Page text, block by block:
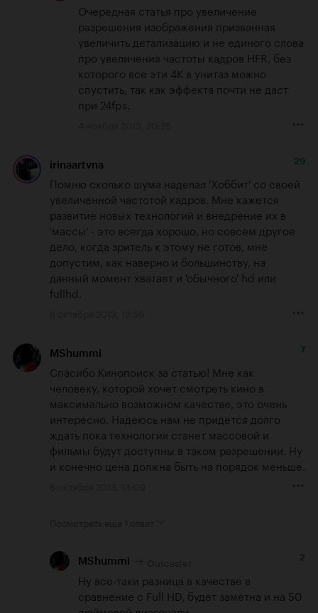
Очередная статья про увеличение
разрешения изображения призванная
увеличить детализацию и не единого слова
про увеличения частоты кадров HFR, без
которого все эти 4K в унитаз можно
спустить, так как эффекта почти не даст
при 24fps.
irinaartvna 29
Помню сколько шума наделал 'Хоббит' со своей
увеличенной частотой кадров. Мне кажется
развитие новых технологий и внедрение их в
'массы' - это всегда хорошо, но совсем другое
дело, когда зритель к этому не готов, мне
допустим, как наверно и большинству, на
данный момент хватает и 'обычного' hd или
fullhd.
MShummi 7
Спасибо Кинопоиск за статью! Мне как
человеку, которой хочет смотреть кино в
максимально возможном качестве, это очень
интересно. Надеюсь нам не придется долго
ждать пока технология станет массовой и
фильмы будут доступны в таком разрешении. Ну
и конечно цена должна быть на порядок меньше.
MShummi 2
Ну все-таки разница в качестве в
сравнение с Full HD, будет заметна и на 50